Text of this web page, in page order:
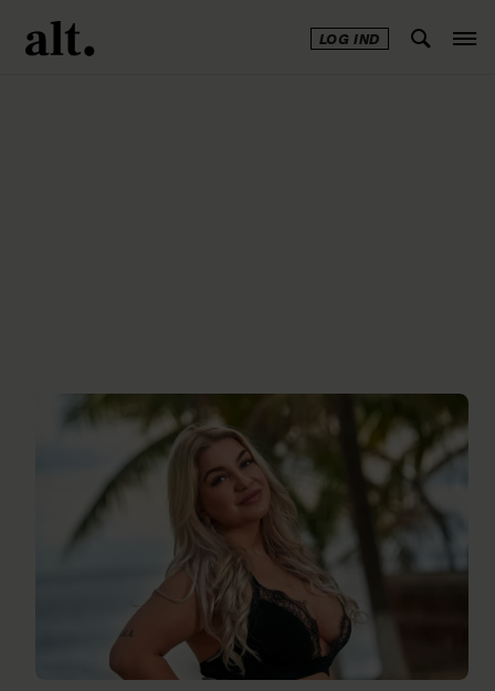
LOG IND